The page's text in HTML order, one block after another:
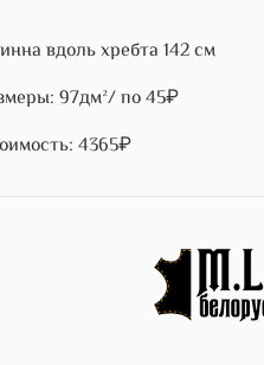
вдоль хребта 142 см
97дм²/ по 45₽
4365₽